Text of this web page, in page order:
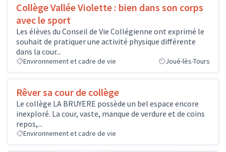
Collège Vallée Violette : bien dans son corps
avec le sport
Les élèves du Conseil de Vie Collégienne ont exprimé le
souhait de pratiquer une activité physique différente
dans la cour...
Environnement et cadre de vie Joué-lès-Tours
Rêver sa cour de collège
Le collège LA BRUYERE possède un bel espace encore
inexploré. La cour, vaste, manque de verdure et de coins
repos,...
Environnement et cadre de vie